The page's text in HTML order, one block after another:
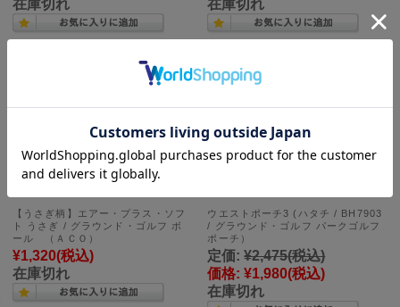
在庫切れ
在庫切れ
【うさぎ柄】エアー・プラス・ソフ
ト うさぎ / グラウンド・ゴルフ ボ
ール （ＡＣＯ）
¥1,320(税込)
在庫切れ
ウエストポーチ3 (ハタチ / BH7903
/ グラウンド・ゴルフ パークゴルフ
ポーチ）
定価: ¥2,475(税込)
価格: ¥1,980(税込)
在庫切れ